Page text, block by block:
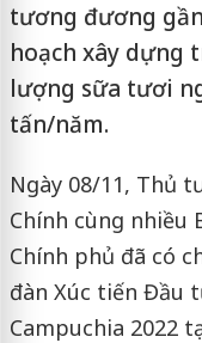
tương đương
hoạch xây dựng
lượng sữa tươi
tấn/năm.
Ngày 08/11, Thủ
Chính cùng nhiều
Chính phủ đã có
đàn Xúc tiến Đầu
Campuchia 2022